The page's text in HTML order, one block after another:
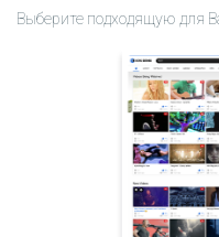
Выберите подходящую для